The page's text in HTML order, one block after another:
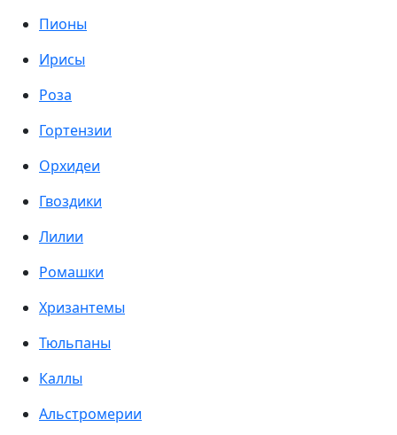
Пионы
Ирисы
Роза
Гортензии
Орхидеи
Гвоздики
Лилии
Ромашки
Хризантемы
Тюльпаны
Каллы
Альстромерии